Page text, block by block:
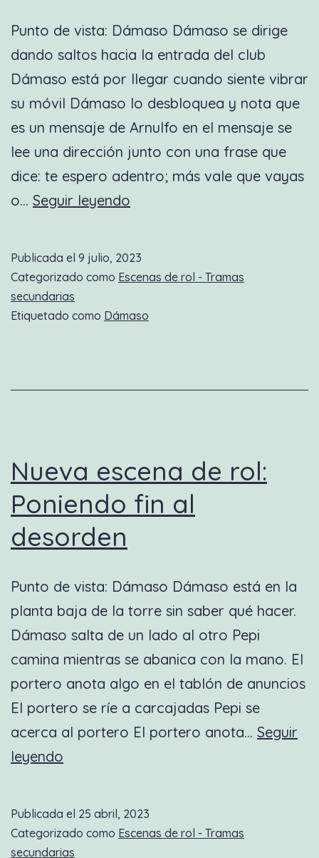
Punto de vista: Dámaso Dámaso se dirige
dando saltos hacia la entrada del club
Dámaso está por llegar cuando siente vibrar
su móvil Dámaso lo desbloquea y nota que
es un mensaje de Arnulfo en el mensaje se
lee una dirección junto con una frase que
dice: te espero adentro; más vale que vayas
o… Seguir leyendo
rol:
regaño
Publicada el 9 julio, 2023
Categorizado como Escenas de rol - Tramas
secundarias
Etiquetado como Dámaso
Nueva escena de rol:
Poniendo fin al
desorden
Punto de vista: Dámaso Dámaso está en la
planta baja de la torre sin saber qué hacer.
Dámaso salta de un lado al otro Pepi
camina mientras se abanica con la mano. El
portero anota algo en el tablón de anuncios
El portero se ríe a carcajadas Pepi se
acerca al portero El portero anota… Seguir
leyendo
rol:
Poniendo
Publicada el 25 abril, 2023
Categorizado como Escenas de rol - Tramas
secundarias